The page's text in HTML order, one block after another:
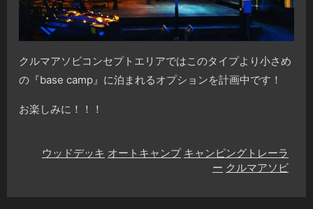
クルマアソビコンセプトエリアではこのタイプより小さめ
の『base camp』に泊まれるオプションを計画中です！
お楽しみに！！！
ウッドデッキ オートキャンプ キャンピングトレーラ
ー クルマアソビ